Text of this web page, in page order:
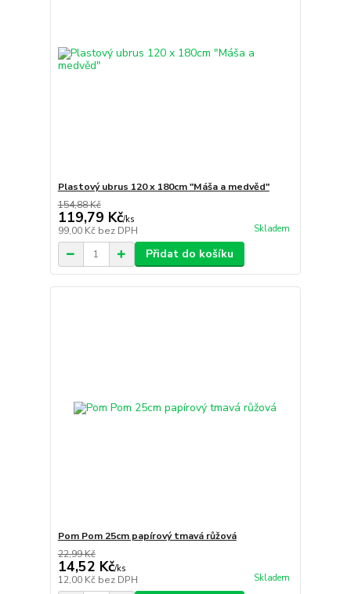
Plastový ubrus 120 x 180cm "Máša a medvěd"
154,88 Kč
119,79 Kč/ks
99,00 Kč bez DPH Skladem
Přidat do košíku
Pom Pom 25cm papírový tmavá růžová
22,99 Kč
14,52 Kč/ks
12,00 Kč bez DPH Skladem